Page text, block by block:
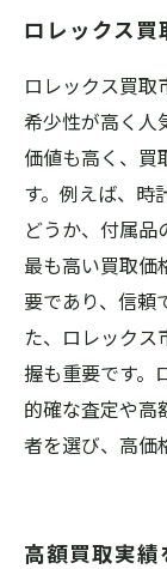
ロレックス買
ロレックス買取
希少性が高く人
価値も高く、買
す。例えば、時
どうか、付属品
最も高い買取価
要であり、信頼
た、ロレック
握も重要です。
的確な査定や高
者を選び、高価
高額買取実績